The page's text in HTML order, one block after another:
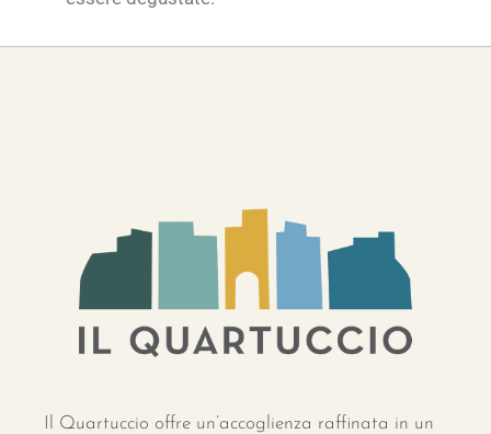
Il Quartuccio offre un’accoglienza raffinata in un